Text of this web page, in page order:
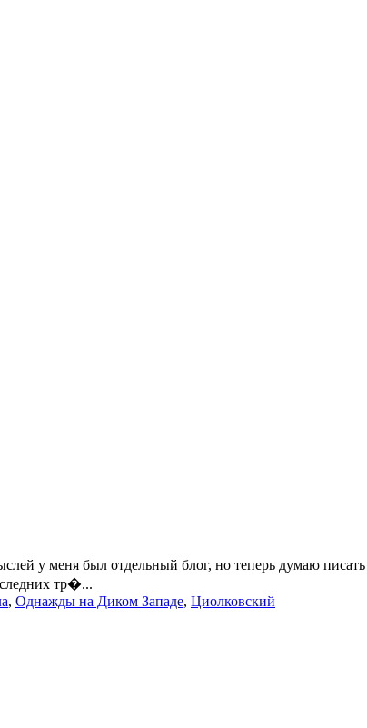
у меня был отдельный блог, но теперь думаю
тр�...
, Однажды на Диком Западе, Циолковский